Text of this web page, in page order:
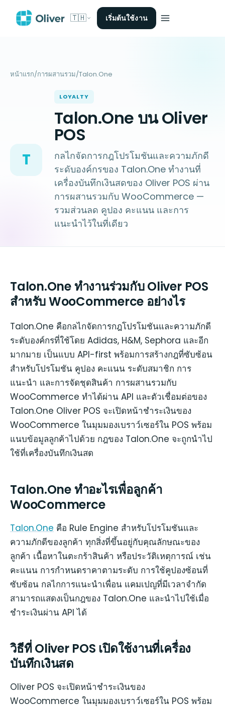
🇹🇭 เริ่มต้นใช้งาน
หน้าแรก/การผสานรวม/Talon.One
T
LOYALTY
Talon.One บน Oliver
POS
กลไกจัดการกฎโปรโมชันและความภักดี
ระดับองค์กรของ Talon.One ทำงานที่
เครื่องบันทึกเงินสดของ Oliver POS ผ่าน
การผสานรวมกับ WooCommerce —
รวมส่วนลด คูปอง คะแนน และการ
แนะนำไว้ในที่เดียว
Talon.One ทำงานร่วมกับ Oliver POS
สำหรับ WooCommerce อย่างไร
Talon.One คือกลไกจัดการกฎโปรโมชันและความภักดี
ระดับองค์กรที่ใช้โดย Adidas, H&M, Sephora และอีก
มากมาย เป็นแบบ API-first พร้อมการสร้างกฎที่ซับซ้อน
สำหรับโปรโมชัน คูปอง คะแนน ระดับสมาชิก การ
แนะนำ และการจัดชุดสินค้า การผสานรวมกับ
WooCommerce ทำได้ผ่าน API และตัวเชื่อมต่อของ
Talon.One Oliver POS จะเปิดหน้าชำระเงินของ
WooCommerce ในมุมมองเบราว์เซอร์ใน POS พร้อม
แนบข้อมูลลูกค้าไปด้วย กฎของ Talon.One จะถูกนำไป
ใช้ที่เครื่องบันทึกเงินสด
Talon.One ทำอะไรเพื่อลูกค้า
WooCommerce
Talon.One คือ Rule Engine สำหรับโปรโมชันและ
ความภักดีของลูกค้า ทุกสิ่งที่ขึ้นอยู่กับคุณลักษณะของ
ลูกค้า เนื้อหาในตะกร้าสินค้า หรือประวัติเหตุการณ์ เช่น
คะแนน การกำหนดราคาตามระดับ การใช้คูปองซ้อนที่
ซับซ้อน กลไกการแนะนำเพื่อน แคมเปญที่มีเวลาจำกัด
สามารถแสดงเป็นกฎของ Talon.One และนำไปใช้เมื่อ
ชำระเงินผ่าน API ได้
วิธีที่ Oliver POS เปิดใช้งานที่เครื่อง
บันทึกเงินสด
Oliver POS จะเปิดหน้าชำระเงินของ
WooCommerce ในมุมมองเบราว์เซอร์ใน POS พร้อม